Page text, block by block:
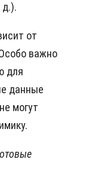
от
важно
для
данные
могут